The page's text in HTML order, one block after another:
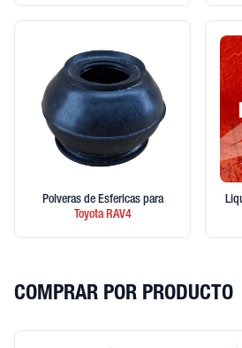
Polveras de Esfericas para
ToyotaRAV4
COMPRAR POR PRODUCTO